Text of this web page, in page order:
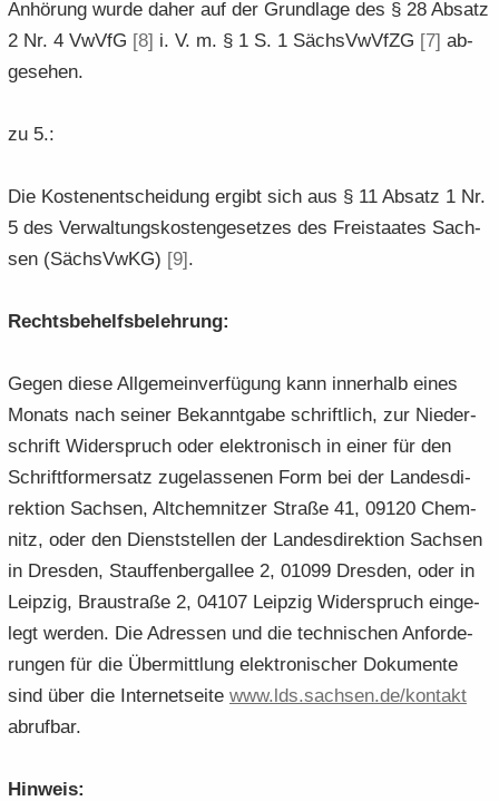
An­hö­rung wurde daher auf der Grund­la­ge des § 28 Ab­satz
2 Nr. 4 VwVfG [8] i. V. m. § 1 S. 1 Sächs­VwVfZG [7] ab­
ge­se­hen.
zu 5.:
Die Kos­ten­ent­schei­dung er­gibt sich aus § 11 Ab­satz 1 Nr.
5 des Ver­wal­tungs­kos­ten­ge­set­zes des Frei­staa­tes Sach­
sen (Sächs­VwKG) [9].
Rechts­be­helfs­be­leh­rung:
Gegen diese All­ge­mein­ver­fü­gung kann in­ner­halb eines
Mo­nats nach sei­ner Be­kannt­ga­be schrift­lich, zur Nie­der­
schrift Wi­der­spruch oder elek­tro­nisch in einer für den
Schrift­for­m­er­satz zu­ge­las­se­nen Form bei der Lan­des­di­
rek­ti­on Sach­sen, Alt­chem­nit­zer Stra­ße 41, 09120 Chem­
nitz, oder den Dienst­stel­len der Lan­des­di­rek­ti­on Sach­sen
in Dres­den, Stauf­fen­berg­al­lee 2, 01099 Dres­den, oder in
Leip­zig, Brau­stra­ße 2, 04107 Leip­zig Wi­der­spruch ein­ge­
legt wer­den. Die Adres­sen und die tech­ni­schen An­for­de­
run­gen für die Über­mitt­lung elek­tro­ni­scher Do­ku­men­te
sind über die In­ter­net­sei­te www.​lds.​sachsen.​de/​kontakt
ab­ruf­bar.
Hin­weis: